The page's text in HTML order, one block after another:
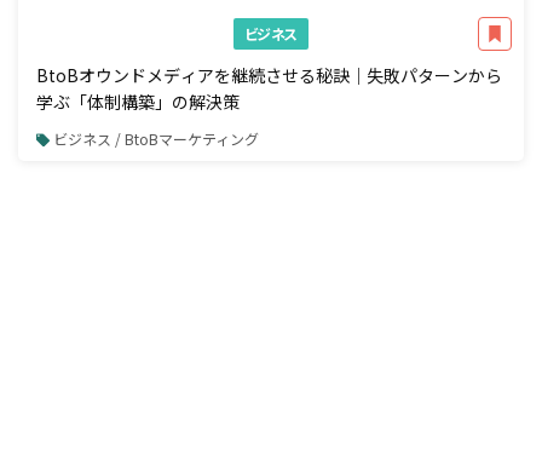
ビジネス
BtoBオウンドメディアを継続させる秘訣｜失敗パターンから
学ぶ「体制構築」の解決策
ビジネス / BtoBマーケティング